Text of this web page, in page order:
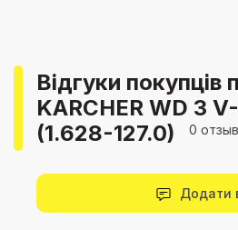
Відгуки
KARCHER WD 3
(1.628-127.0)
0
Додати